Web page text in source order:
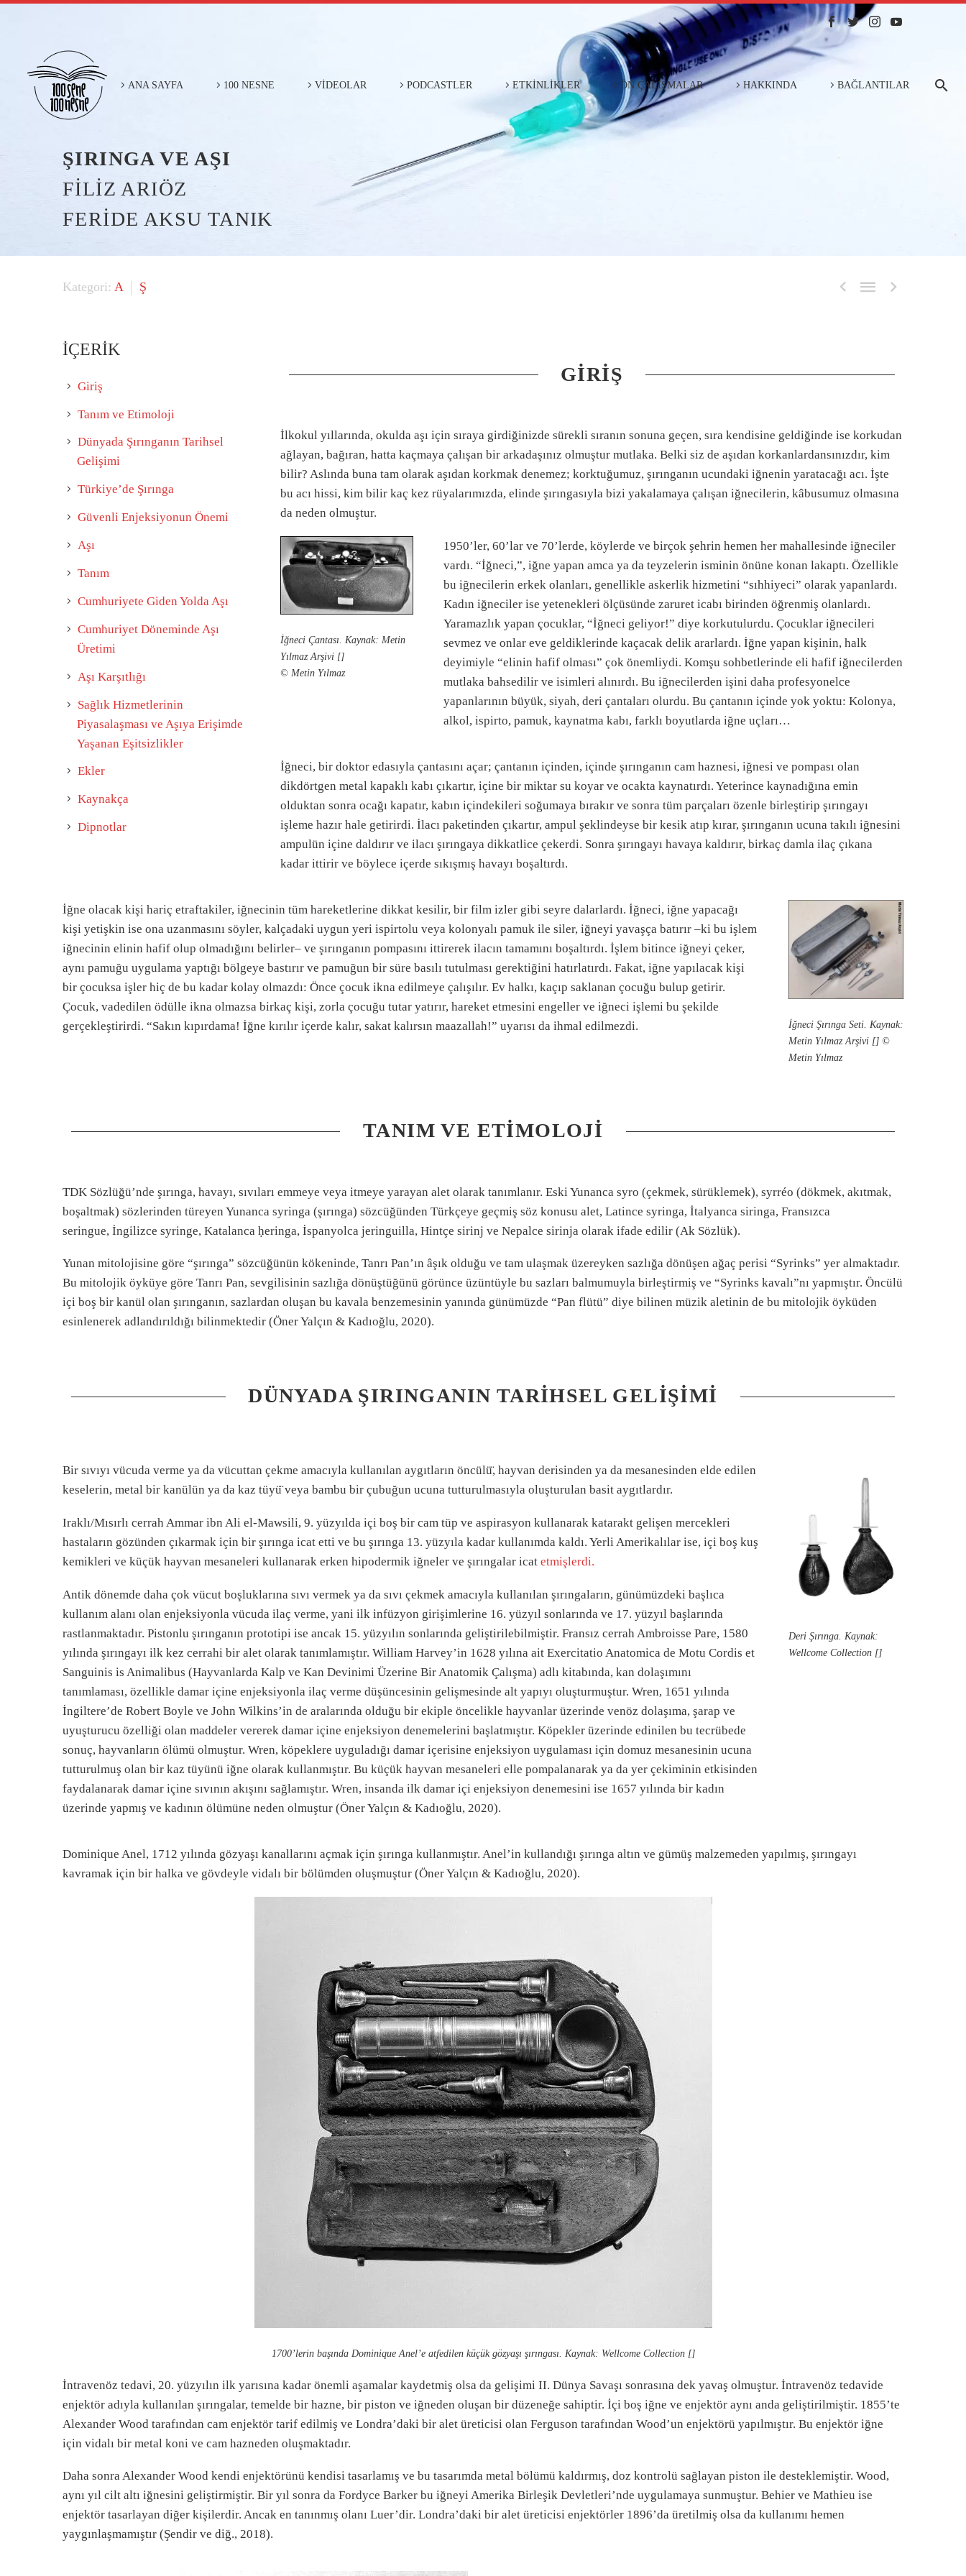
ANA SAYFA 100 NESNE VİDEOLAR PODCASTLER ETKİNLİKLER ÖN ÇALIŞMALAR HAKKINDA BAĞLANTILAR
ŞIRINGA VE AŞI
FİLİZ ARIÖZ
FERİDE AKSU TANIK
  
A Ş
İÇERİK
Giriş
Tanım ve Etimoloji
Dünyada Şırınganın Tarihsel
Gelişimi
Türkiye’de Şırınga
Güvenli Enjeksiyonun Önemi
Aşı
Tanım
Cumhuriyete Giden Yolda Aşı
Cumhuriyet Döneminde Aşı
Üretimi
Aşı Karşıtlığı
Sağlık Hizmetlerinin
Piyasalaşması ve Aşıya Erişimde
Yaşanan Eşitsizlikler
Ekler
Kaynakça
Dipnotlar
GIRIŞ
İlkokul yıllarında, okulda aşı için sıraya girdiğinizde sürekli sıranın sonuna geçen, sıra kendisine geldiğinde ise korkudan
ağlayan, bağıran, hatta kaçmaya çalışan bir arkadaşınız olmuştur mutlaka. Belki siz de aşıdan korkanlardansınızdır, kim
bilir? Aslında buna tam olarak aşıdan korkmak denemez; korktuğumuz, şırınganın ucundaki iğnenin yaratacağı acı. İşte
bu acı hissi, kim bilir kaç kez rüyalarımızda, elinde şırıngasıyla bizi yakalamaya çalışan iğnecilerin, kâbusumuz olmasına
da neden olmuştur.
İğneci Çantası. Kaynak: Metin
Yılmaz Arşivi []
© Metin Yılmaz
1950’ler, 60’lar ve 70’lerde, köylerde ve birçok şehrin hemen her mahallesinde iğneciler
vardı. “İğneci,”, iğne yapan amca ya da teyzelerin isminin önüne konan lakaptı. Özellikle
bu iğnecilerin erkek olanları, genellikle askerlik hizmetini “sıhhiyeci” olarak yapanlardı.
Kadın iğneciler ise yetenekleri ölçüsünde zaruret icabı birinden öğrenmiş olanlardı.
Yaramazlık yapan çocuklar, “İğneci geliyor!” diye korkutulurdu. Çocuklar iğnecileri
sevmez ve onlar eve geldiklerinde kaçacak delik ararlardı. İğne yapan kişinin, halk
deyimiyle “elinin hafif olması” çok önemliydi. Komşu sohbetlerinde eli hafif iğnecilerden
mutlaka bahsedilir ve isimleri alınırdı. Bu iğnecilerden işini daha profesyonelce
yapanlarının büyük, siyah, deri çantaları olurdu. Bu çantanın içinde yok yoktu: Kolonya,
alkol, ispirto, pamuk, kaynatma kabı, farklı boyutlarda iğne uçları…
İğneci, bir doktor edasıyla çantasını açar; çantanın içinden, içinde şırınganın cam haznesi, iğnesi ve pompası olan
dikdörtgen metal kapaklı kabı çıkartır, içine bir miktar su koyar ve ocakta kaynatırdı. Yeterince kaynadığına emin
olduktan sonra ocağı kapatır, kabın içindekileri soğumaya bırakır ve sonra tüm parçaları özenle birleştirip şırıngayı
işleme hazır hale getirirdi. İlacı paketinden çıkartır, ampul şeklindeyse bir kesik atıp kırar, şırınganın ucuna takılı iğnesini
ampulün içine daldırır ve ilacı şırıngaya dikkatlice çekerdi. Sonra şırıngayı havaya kaldırır, birkaç damla ilaç çıkana
kadar ittirir ve böylece içerde sıkışmış havayı boşaltırdı.
İğne olacak kişi hariç etraftakiler, iğnecinin tüm hareketlerine dikkat kesilir, bir film izler gibi seyre dalarlardı. İğneci, iğne yapacağı
kişi yetişkin ise ona uzanmasını söyler, kalçadaki uygun yeri ispirtolu veya kolonyalı pamuk ile siler, iğneyi yavaşça batırır –ki bu işlem
iğnecinin elinin hafif olup olmadığını belirler– ve şırınganın pompasını ittirerek ilacın tamamını boşaltırdı. İşlem bitince iğneyi çeker,
aynı pamuğu uygulama yaptığı bölgeye bastırır ve pamuğun bir süre basılı tutulması gerektiğini hatırlatırdı. Fakat, iğne yapılacak kişi
bir çocuksa işler hiç de bu kadar kolay olmazdı: Önce çocuk ikna edilmeye çalışılır. Ev halkı, kaçıp saklanan çocuğu bulup getirir.
Çocuk, vadedilen ödülle ikna olmazsa birkaç kişi, zorla çocuğu tutar yatırır, hareket etmesini engeller ve iğneci işlemi bu şekilde
gerçekleştirirdi. “Sakın kıpırdama! İğne kırılır içerde kalır, sakat kalırsın maazallah!” uyarısı da ihmal edilmezdi.
İğneci Şırınga Seti. Kaynak:
Metin Yılmaz Arşivi [] ©
Metin Yılmaz
TANIM VE ETIMOLOJI
TDK Sözlüğü’nde şırınga, havayı, sıvıları emmeye veya itmeye yarayan alet olarak tanımlanır. Eski Yunanca syro (çekmek, sürüklemek), syrréo (dökmek, akıtmak,
boşaltmak) sözlerinden türeyen Yunanca syringa (şırınga) sözcüğünden Türkçeye geçmiş söz konusu alet, Latince syringa, İtalyanca siringa, Fransızca
seringue, İngilizce syringe, Katalanca ḥeringa, İspanyolca jeringuilla, Hintçe sirinj ve Nepalce sirinja olarak ifade edilir (Ak Sözlük).
Yunan mitolojisine göre “şırınga” sözcüğünün kökeninde, Tanrı Pan’ın âşık olduğu ve tam ulaşmak üzereyken sazlığa dönüşen ağaç perisi “Syrinks” yer almaktadır.
Bu mitolojik öyküye göre Tanrı Pan, sevgilisinin sazlığa dönüştüğünü görünce üzüntüyle bu sazları balmumuyla birleştirmiş ve “Syrinks kavalı”nı yapmıştır. Öncülü
içi boş bir kanül olan şırınganın, sazlardan oluşan bu kavala benzemesinin yanında günümüzde “Pan flütü” diye bilinen müzik aletinin de bu mitolojik öyküden
esinlenerek adlandırıldığı bilinmektedir (Öner Yalçın & Kadıoğlu, 2020).
DÜNYADA ŞIRINGANIN TARIHSEL GELIŞIMI
Bir sıvıyı vücuda verme ya da vücuttan çekme amacıyla kullanılan aygıtların öncülü̈, hayvan derisinden ya da mesanesinden elde edilen
keselerin, metal bir kanülün ya da kaz tüyü̈ veya bambu bir çubuğun ucuna tutturulmasıyla oluşturulan basit aygıtlardır.
Iraklı/Mısırlı cerrah Ammar ibn Ali el-Mawsili, 9. yüzyılda içi boş bir cam tüp ve aspirasyon kullanarak katarakt gelişen mercekleri
hastaların gözünden çıkarmak için bir şırınga icat etti ve bu şırınga 13. yüzyıla kadar kullanımda kaldı. Yerli Amerikalılar ise, içi boş kuş
kemikleri ve küçük hayvan mesaneleri kullanarak erken hipodermik iğneler ve şırıngalar icat etmişlerdi.
Antik dönemde daha çok vücut boşluklarına sıvı vermek ya da sıvı çekmek amacıyla kullanılan şırıngaların, günümüzdeki başlıca
kullanım alanı olan enjeksiyonla vücuda ilaç verme, yani ilk infüzyon girişimlerine 16. yüzyıl sonlarında ve 17. yüzyıl başlarında
rastlanmaktadır. Pistonlu şırınganın prototipi ise ancak 15. yüzyılın sonlarında geliştirilebilmiştir. Fransız cerrah Ambroisse Pare, 1580
yılında şırıngayı ilk kez cerrahi bir alet olarak tanımlamıştır. William Harvey’in 1628 yılına ait Exercitatio Anatomica de Motu Cordis et
Sanguinis is Animalibus (Hayvanlarda Kalp ve Kan Devinimi Üzerine Bir Anatomik Çalışma) adlı kitabında, kan dolaşımını
tanımlaması, özellikle damar içine enjeksiyonla ilaç verme düşüncesinin gelişmesinde alt yapıyı oluşturmuştur. Wren, 1651 yılında
İngiltere’de Robert Boyle ve John Wilkins’in de aralarında olduğu bir ekiple öncelikle hayvanlar üzerinde venöz dolaşıma, şarap ve
uyuşturucu özelliği olan maddeler vererek damar içine enjeksiyon denemelerini başlatmıştır. Köpekler üzerinde edinilen bu tecrübede
sonuç, hayvanların ölümü olmuştur. Wren, köpeklere uyguladığı damar içerisine enjeksiyon uygulaması için domuz mesanesinin ucuna
tutturulmuş olan bir kaz tüyünü iğne olarak kullanmıştır. Bu küçük hayvan mesaneleri elle pompalanarak ya da yer çekiminin etkisinden
faydalanarak damar içine sıvının akışını sağlamıştır. Wren, insanda ilk damar içi enjeksiyon denemesini ise 1657 yılında bir kadın
üzerinde yapmış ve kadının ölümüne neden olmuştur (Öner Yalçın & Kadıoğlu, 2020).
Deri Şırınga. Kaynak:
Wellcome Collection []
Dominique Anel, 1712 yılında gözyaşı kanallarını açmak için şırınga kullanmıştır. Anel’in kullandığı şırınga altın ve gümüş malzemeden yapılmış, şırıngayı
kavramak için bir halka ve gövdeyle vidalı bir bölümden oluşmuştur (Öner Yalçın & Kadıoğlu, 2020).
1700’lerin başında Dominique Anel’e atfedilen küçük gözyaşı şırıngası. Kaynak: Wellcome Collection []
İntravenöz tedavi, 20. yüzyılın ilk yarısına kadar önemli aşamalar kaydetmiş olsa da gelişimi II. Dünya Savaşı sonrasına dek yavaş olmuştur. İntravenöz tedavide
enjektör adıyla kullanılan şırıngalar, temelde bir hazne, bir piston ve iğneden oluşan bir düzeneğe sahiptir. İçi boş iğne ve enjektör aynı anda geliştirilmiştir. 1855’te
Alexander Wood tarafından cam enjektör tarif edilmiş ve Londra’daki bir alet üreticisi olan Ferguson tarafından Wood’un enjektörü yapılmıştır. Bu enjektör iğne
için vidalı bir metal koni ve cam hazneden oluşmaktadır.
Daha sonra Alexander Wood kendi enjektörünü kendisi tasarlamış ve bu tasarımda metal bölümü kaldırmış, doz kontrolü sağlayan piston ile desteklemiştir. Wood,
aynı yıl cilt altı iğnesini geliştirmiştir. Bir yıl sonra da Fordyce Barker bu iğneyi Amerika Birleşik Devletleri’nde uygulamaya sunmuştur. Behier ve Mathieu ise
enjektör tasarlayan diğer kişilerdir. Ancak en tanınmış olanı Luer’dir. Londra’daki bir alet üreticisi enjektörler 1896’da üretilmiş olsa da kullanımı hemen
yaygınlaşmamıştır (Şendir ve diğ., 2018).